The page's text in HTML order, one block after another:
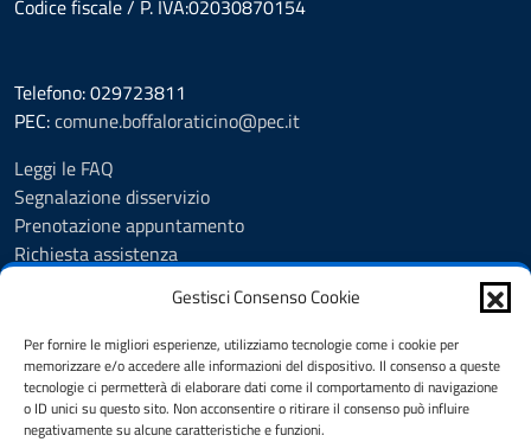
Gestisci Consenso Cookie
Per fornire le migliori esperienze, utilizziamo tecnologie come i cookie per
memorizzare e/o accedere alle informazioni del dispositivo. Il consenso a queste
tecnologie ci permetterà di elaborare dati come il comportamento di navigazione
o ID unici su questo sito. Non acconsentire o ritirare il consenso può influire
negativamente su alcune caratteristiche e funzioni.
Codice fiscale / P. IVA:02030870154
Telefono: 029723811
PEC:comune.boffaloraticino@pec.it
Leggi le FAQ
Segnalazione disservizio
Prenotazione appuntamento
Richiesta assistenza
Amministrazione trasparente
Informativa privacy
Cookie Policy (UE)
Note legali
Dichiarazione di accessibilità